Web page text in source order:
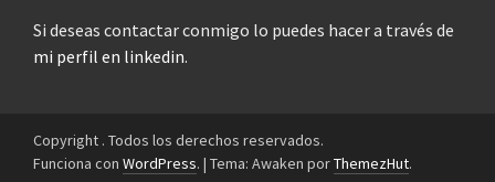
Si deseas contactar conmigo lo puedes hacer a través de
mi perfil en linkedin.
Copyright . Todos los derechos reservados.
Funciona con WordPress. | Tema: Awaken porThemezHut.